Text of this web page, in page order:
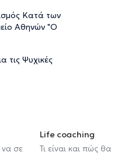
Κατά των
Αθηνών "Ο
τις Ψυχικές
να σε
Life coaching
Τι είναι και πώς